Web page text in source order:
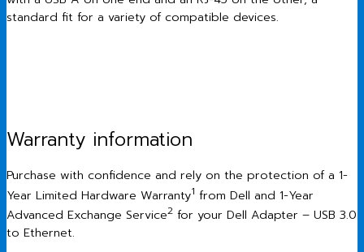
standard fit for a variety of compatible devices.
Warranty information
Purchase with confidence and rely on the protection of a 1-
Year Limited Hardware Warranty1 from Dell and 1-Year
Advanced Exchange Service2 for your Dell Adapter – USB 3.0
to Ethernet.